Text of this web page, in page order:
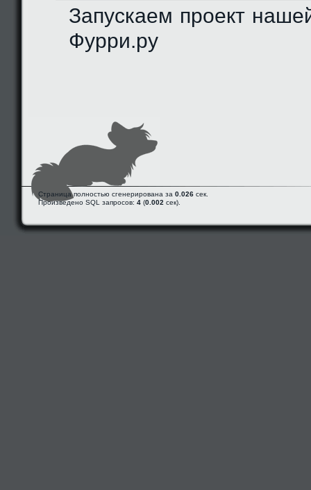
Запускаем проект
Фурри.ру
Страница полностью сгенерирована за 0.026 сек.
Произведено SQL запросов: 4 (0.002 сек).